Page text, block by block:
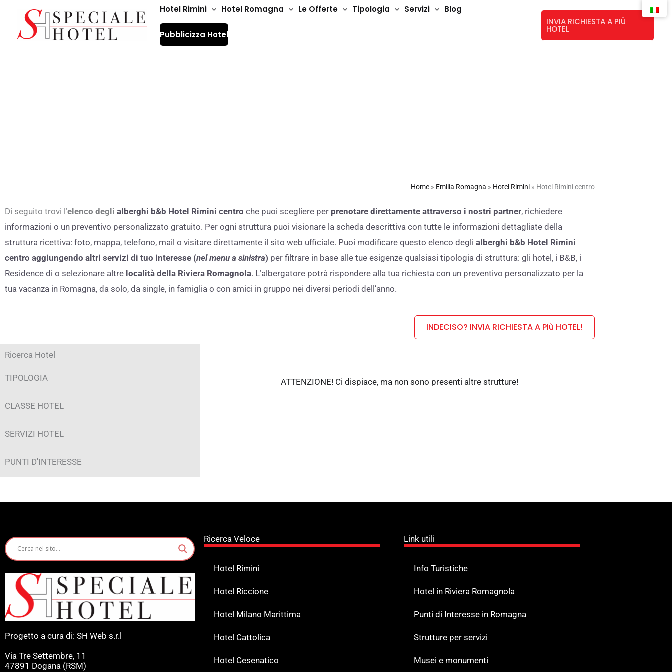
contenuto
Hotel Rimini Hotel Romagna Le Offerte Tipologia Servizi Blog
Pubblicizza Hotel
INVIA RICHIESTA A PIÙ
HOTEL
Home » Emilia Romagna » Hotel Rimini » Hotel Rimini centro
Di seguito trovi l’elenco degli alberghi b&b Hotel Rimini centro che puoi scegliere per prenotare direttamente attraverso i nostri partner, richiedere
informazioni o un preventivo personalizzato gratuito. Per ogni struttura puoi visionare la scheda descrittiva con tutte le informazioni dettagliate della
struttura ricettiva: foto, mappa, telefono, mail o visitare direttamente il sito web ufficiale. Puoi modificare questo elenco degli alberghi b&b Hotel Rimini
centro aggiungendo altri servizi di tuo interesse (nel menu a sinistra) per filtrare in base alle tue esigenze qualsiasi tipologia di struttura: gli hotel, i B&B, i
Residence di o selezionare altre località della Riviera Romagnola. L’albergatore potrà rispondere alla tua richiesta con un preventivo personalizzato per la
tua vacanza in Romagna, da solo, da single, in famiglia o con amici in gruppo nei diversi periodi dell’anno.
INDECISO? INVIA RICHIESTA A PIù HOTEL!
Ricerca Hotel
TIPOLOGIA
CLASSE HOTEL
SERVIZI HOTEL
PUNTI D'INTERESSE
ATTENZIONE! Ci dispiace, ma non sono presenti altre strutture!
Progetto a cura di: SH Web s.r.l
Via Tre Settembre, 11
47891 Dogana (RSM)
Ricerca Veloce
Hotel Rimini
Hotel Riccione
Hotel Milano Marittima
Hotel Cattolica
Hotel Cesenatico
Link utili
Info Turistiche
Hotel in Riviera Romagnola
Punti di Interesse in Romagna
Strutture per servizi
Musei e monumenti